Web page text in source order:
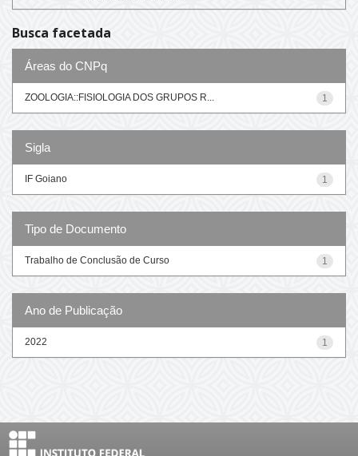
Busca facetada
Áreas do CNPq
1
ZOOLOGIA::FISIOLOGIA DOS GRUPOS R...
Sigla
1
IF Goiano
Tipo de Documento
1
Trabalho de Conclusão de Curso
Ano de Publicação
1
2022